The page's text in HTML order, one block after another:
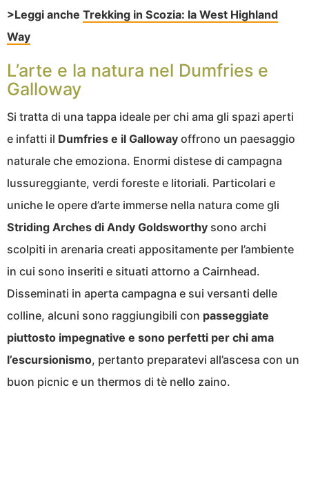
>Leggi anche Trekking in Scozia: la West Highland
Way
L’arte e la natura nel Dumfries e
Galloway
Si tratta di una tappa ideale per chi ama gli spazi aperti
e infatti il Dumfries e il Galloway offrono un paesaggio
naturale che emoziona. Enormi distese di campagna
lussureggiante, verdi foreste e litoriali. Particolari e
uniche le opere d’arte immerse nella natura come gli
Striding Arches di Andy Goldsworthy sono archi
scolpiti in arenaria creati appositamente per l’ambiente
in cui sono inseriti e situati attorno a Cairnhead.
Disseminati in aperta campagna e sui versanti delle
colline, alcuni sono raggiungibili con passeggiate
piuttosto impegnative e sono perfetti per chi ama
l’escursionismo, pertanto preparatevi all’ascesa con un
buon picnic e un thermos di tè nello zaino.